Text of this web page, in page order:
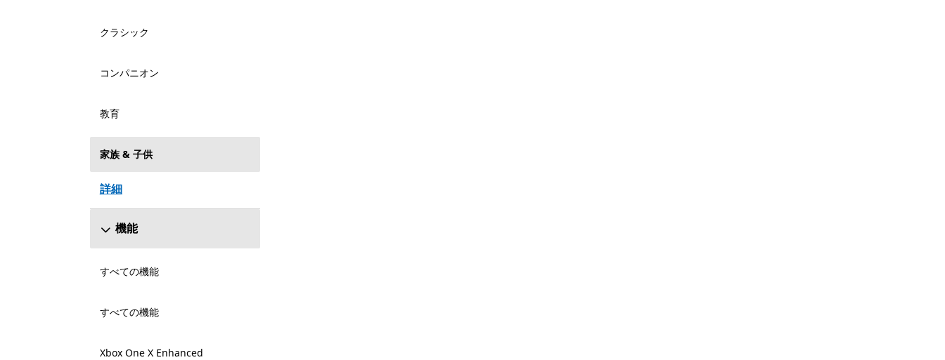
クラシック
コンパニオン
教育
家族 & 子供
詳細
機能
すべての機能
すべての機能
Xbox One X Enhanced